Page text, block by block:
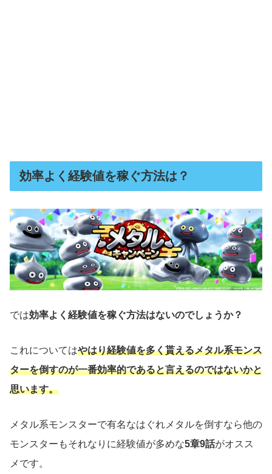
効率よく経験値を稼ぐ方法は？
では効率よく経験値を稼ぐ方法はないのでしょうか？
これについてはやはり経験値を多く貰えるメタル系モンス
ターを倒すのが一番効率的であると言えるのではないかと
思います。
メタル系モンスターで有名なはぐれメタルを倒すなら他の
モンスターもそれなりに経験値が多めな5章9話がオスス
メです。